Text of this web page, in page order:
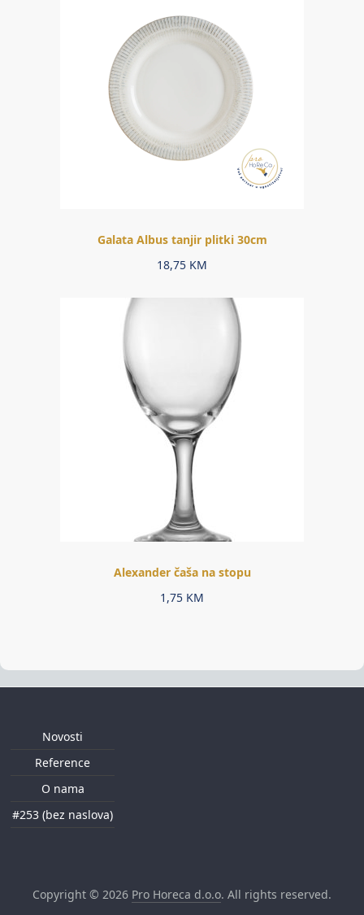
Galata Albus tanjir plitki 30cm
18,75 KM
Alexander čaša na stopu
1,75 KM
Novosti
Reference
O nama
#253 (bez naslova)
Copyright © 2026 Pro Horeca d.o.o. All rights reserved.